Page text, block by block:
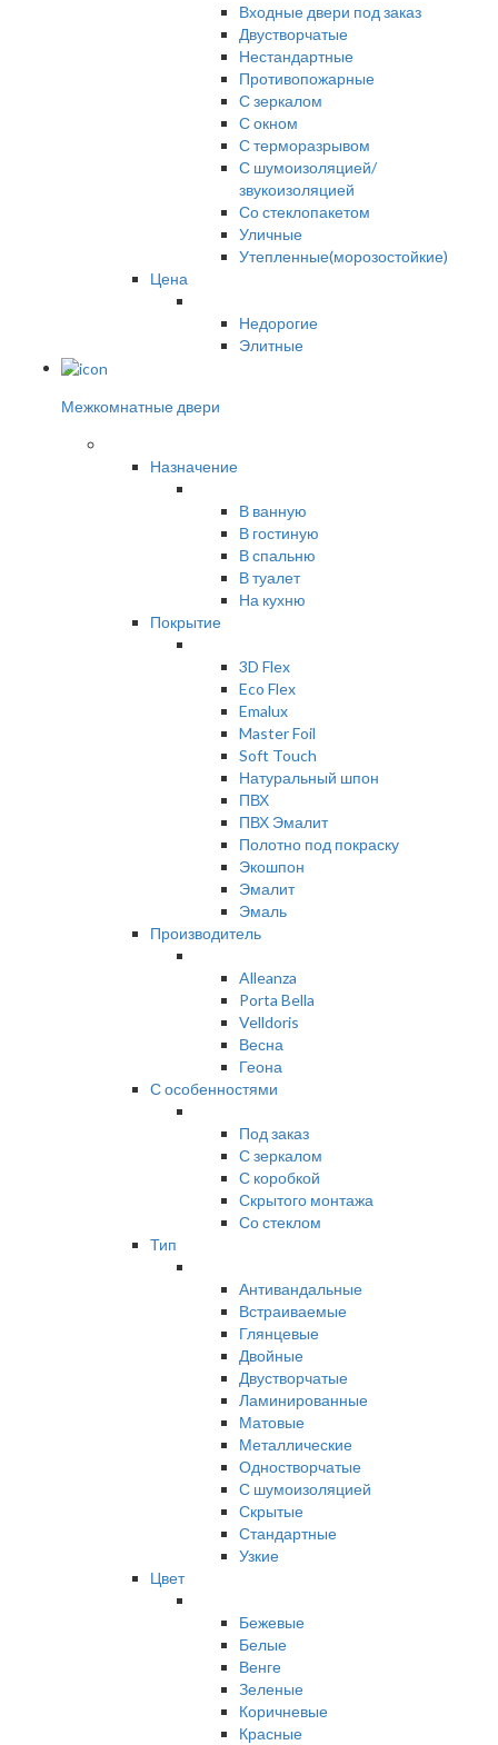
Входные двери под заказ
Двустворчатые
Нестандартные
Противопожарные
С зеркалом
С окном
С терморазрывом
С шумоизоляцией/
звукоизоляцией
Со стеклопакетом
Уличные
Утепленные(морозостойкие)
Цена
Недорогие
Элитные
Межкомнатные двери
Назначение
В ванную
В гостиную
В спальню
В туалет
На кухню
Покрытие
3D Flex
Eco Flex
Emalux
Master Foil
Soft Touch
Натуральный шпон
ПВХ
ПВХ Эмалит
Полотно под покраску
Экошпон
Эмалит
Эмаль
Производитель
Alleanza
Porta Bella
Velldoris
Весна
Геона
С особенностями
Под заказ
С зеркалом
С коробкой
Скрытого монтажа
Со стеклом
Тип
Антивандальные
Встраиваемые
Глянцевые
Двойные
Двустворчатые
Ламинированные
Матовые
Металлические
Одностворчатые
С шумоизоляцией
Скрытые
Стандартные
Узкие
Цвет
Бежевые
Белые
Венге
Зеленые
Коричневые
Красные